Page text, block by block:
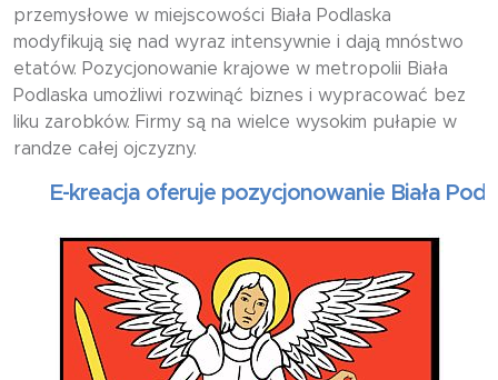
przemysłowe w miejscowości Biała Podlaska
modyfikują się nad wyraz intensywnie i dają mnóstwo
etatów. Pozycjonowanie krajowe w metropolii Biała
Podlaska umożliwi rozwinąć biznes i wypracować bez
liku zarobków. Firmy są na wielce wysokim pułapie w
randze całej ojczyzny.
kreacja oferuje pozycjonowanie Biała Podlaska